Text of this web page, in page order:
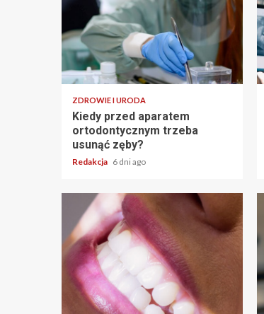
ZDROWIE I URODA
Kiedy przed aparatem
ortodontycznym trzeba
usunąć zęby?
Redakcja 6 dni ago